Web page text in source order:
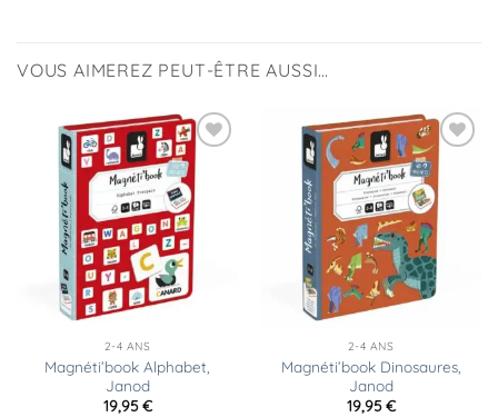
VOUS AIMEREZ PEUT-ÊTRE AUSSI…
Ajouter
à la
liste
d’envies
2-4 ANS
Magnéti’book Alphabet,
Janod
19,95€
Ajouter
à la
liste
d’envies
2-4 ANS
Magnéti’book Dinosaures,
Janod
19,95€